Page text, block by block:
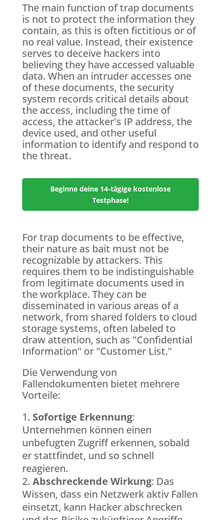
The main function of trap documents
is not to protect the information they
contain, as this is often fictitious or of
no real value. Instead, their existence
serves to deceive hackers into
believing they have accessed valuable
data. When an intruder accesses one
of these documents, the security
system records critical details about
the access, including the time of
access, the attacker's IP address, the
device used, and other useful
information to identify and respond to
the threat.
Beginne deine 14-tägige kostenlose
Testphase!
For trap documents to be effective,
their nature as bait must not be
recognizable by attackers. This
requires them to be indistinguishable
from legitimate documents used in
the workplace. They can be
disseminated in various areas of a
network, from shared folders to cloud
storage systems, often labeled to
draw attention, such as "Confidential
Information" or "Customer List."
Die Verwendung von
Fallendokumenten bietet mehrere
Vorteile:
Sofortige Erkennung:
Unternehmen können einen
unbefugten Zugriff erkennen, sobald
er stattfindet, und so schnell
reagieren.
Abschreckende Wirkung: Das
Wissen, dass ein Netzwerk aktiv Fallen
einsetzt, kann Hacker abschrecken